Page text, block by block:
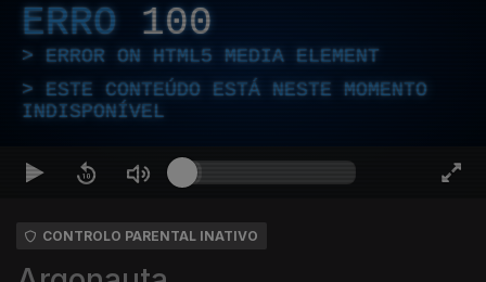
ERRO 100
ERROR ON HTML5 MEDIA ELEMENT
ESTE CONTEÚDO ESTÁ NESTE MOMENTO
INDISPONÍVEL
CONTROLO PARENTAL INATIVO